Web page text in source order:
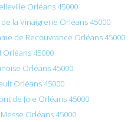
Orléans 45000
la Vinaigrerie Orléans 45000
de Recouvrance Orléans 45000
Orléans 45000
Orléans 45000
Orléans 45000
de Joie Orléans 45000
Orléans 45000